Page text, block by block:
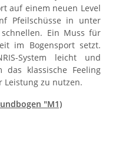
auf einem neuen Level
Pfeilschüsse in unter
Ein Muss für
im Bogensport setzt.
System leicht und
das klassische Feeling
Leistung zu nutzen.
"M1)